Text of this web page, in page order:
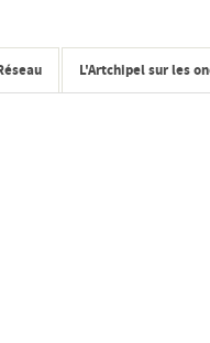
L'Artchipel sur les